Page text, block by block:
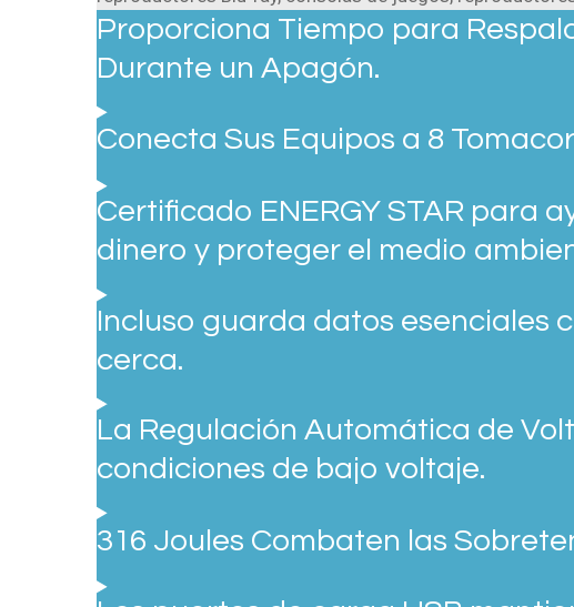
Proporciona Tiempo para
Durante un Apagón.
Conecta Sus Equipos a 8
Certificado ENERGY STAR para
dinero y proteger el medio
Incluso guarda datos esenciales
cerca.
La Regulación Automática de
condiciones de bajo voltaje.
316 Joules Combaten las